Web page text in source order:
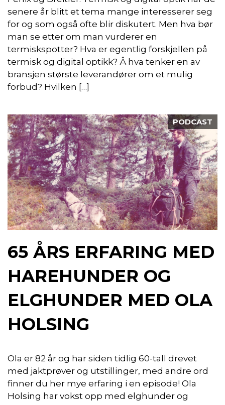
senere år blitt et tema mange interesserer seg
for og som også ofte blir diskutert. Men hva bør
man se etter om man vurderer en
termiskspotter? Hva er egentlig forskjellen på
termisk og digital optikk? Å hva tenker en av
bransjen største leverandører om et mulig
forbud? Hvilken […]
PODCAST
65 ÅRS ERFARING MED
HAREHUNDER OG
ELGHUNDER MED OLA
HOLSING
Ola er 82 år og har siden tidlig 60-tall drevet
med jaktprøver og utstillinger, med andre ord
finner du her mye erfaring i en episode! Ola
Holsing har vokst opp med elghunder og